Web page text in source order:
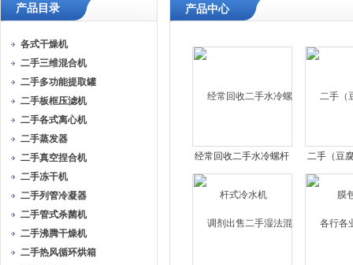
产品目录
各式干燥机
二手三维混合机
二手多功能提取罐
二手板框压滤机
二手各式离心机
二手蒸发器
二手真空捏合机
二手冻干机
二手列管冷凝器
二手管式杀菌机
二手沸腾干燥机
二手热风循环烘箱
产品中心
经常回收二手水冷螺杆
式冷水机
二手（豆
包